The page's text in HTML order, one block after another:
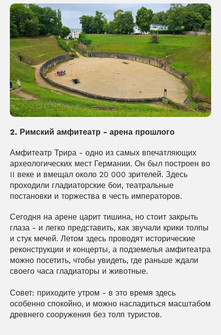
2. Римский амфитеатр - арена прошлого
Амфитеатр Трира - одно из самых впечатляющих
археологических мест Германии. Он был построен во
II веке и вмещал около 20 000 зрителей. Здесь
проходили гладиаторские бои, театральные
постановки и торжества в честь императоров.
Сегодня на арене царит тишина, но стоит закрыть
глаза - и легко представить, как звучали крики толпы
и стук мечей. Летом здесь проводят исторические
реконструкции и концерты, а подземелья амфитеатра
можно посетить, чтобы увидеть, где раньше ждали
своего часа гладиаторы и животные.
Совет: приходите утром - в это время здесь
особенно спокойно, и можно насладиться масштабом
древнего сооружения без толп туристов.